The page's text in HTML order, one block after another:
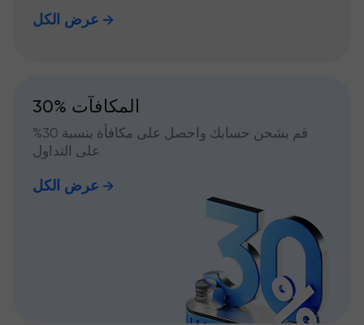
عرض الكل
30% المكافآت
قم بشحن حسابك واحصل على مكافأة بنسبة 30%
على التداول
عرض الكل